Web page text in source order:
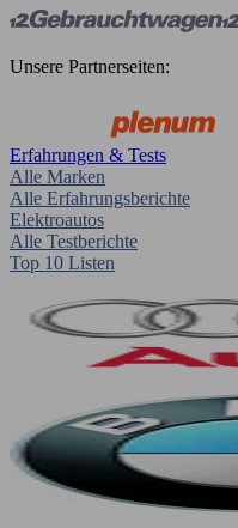
Unsere Partnerseiten:
Erfahrungen & Tests
Alle Marken
Alle Erfahrungsberichte
Elektroautos
Alle Testberichte
Top 10 Listen